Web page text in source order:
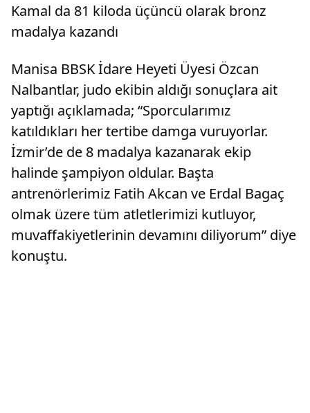
Kamal da 81 kiloda üçüncü olarak bronz
madalya kazandı
Manisa BBSK İdare Heyeti Üyesi Özcan
Nalbantlar, judo ekibin aldığı sonuçlara ait
yaptığı açıklamada; “Sporcularımız
katıldıkları her tertibe damga vuruyorlar.
İzmir’de de 8 madalya kazanarak ekip
halinde şampiyon oldular. Başta
antrenörlerimiz Fatih Akcan ve Erdal Bagaç
olmak üzere tüm atletlerimizi kutluyor,
muvaffakiyetlerinin devamını diliyorum” diye
konuştu.